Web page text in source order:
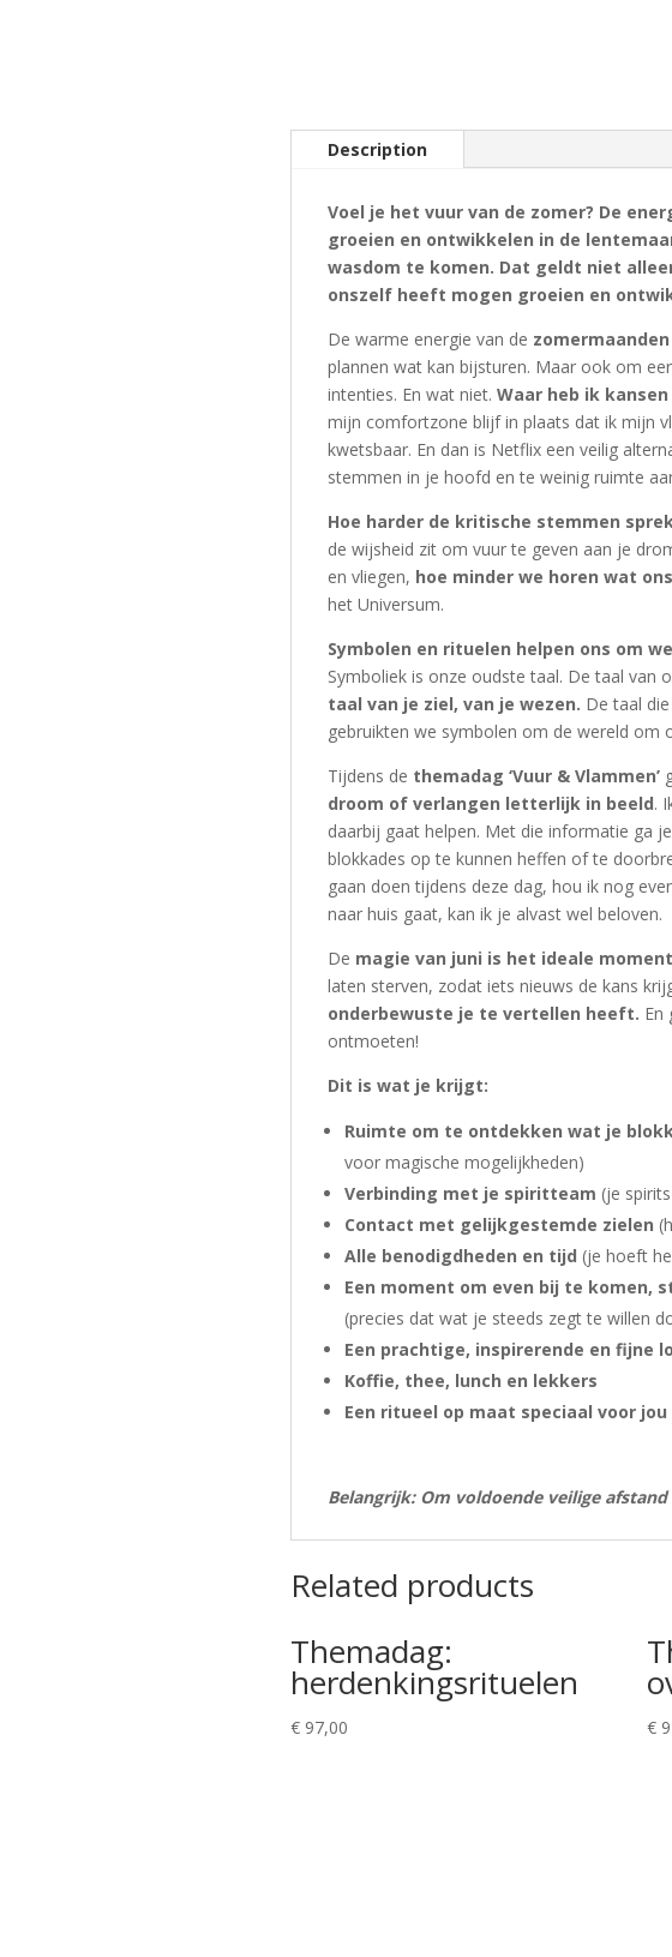
Description
Voel je het vuur van de zomer? De
groeien en ontwikkelen in de
wasdom te komen. Dat geldt niet
onszelf heeft mogen groeien en
De warme energie van de
plannen wat kan bijsturen. Maar ook om
intenties. En wat niet. Waar heb ik
mijn comfortzone blijf in plaats dat ik mijn
kwetsbaar. En dan is Netflix een veilig
stemmen in je hoofd en te weinig ruimte
Hoe harder de kritische stemmen
de wijsheid zit om vuur te geven aan je
en vliegen, hoe minder we horen wat
het Universum.
Symbolen en rituelen helpen ons om
Symboliek is onze oudste taal. De taal van
taal van je ziel, van je wezen. De taal
gebruikten we symbolen om de wereld om
Tijdens de themadag ‘Vuur & Vlammen’
droom of verlangen letterlijk in beeld.
daarbij gaat helpen. Met die informatie ga je
blokkades op te kunnen heffen of te
gaan doen tijdens deze dag, hou ik nog
naar huis gaat, kan ik je alvast wel beloven.
De magie van juni is het ideale
laten sterven, zodat iets nieuws de kans
onderbewuste je te vertellen heeft. En
ontmoeten!
Dit is wat je krijgt:
Ruimte om te ontdekken wat je
voor magische mogelijkheden)
Verbinding met je spiritteam (je
Contact met gelijkgestemde zielen
Alle benodigdheden en tijd (je hoeft
Een moment om even bij te komen,
(precies dat wat je steeds zegt te willen
Een prachtige, inspirerende en fijne
Koffie, thee, lunch en lekkers
Een ritueel op maat speciaal voor jou
Belangrijk: Om voldoende veilige
Related products
Themadag:
herdenkingsrituelen
€97,00 €